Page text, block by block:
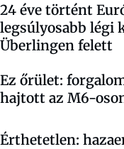
24 éve történt
legsúlyosabb légi
Überlingen felett
Ez őrület:
hajtott az M6-
Érthetetlen: